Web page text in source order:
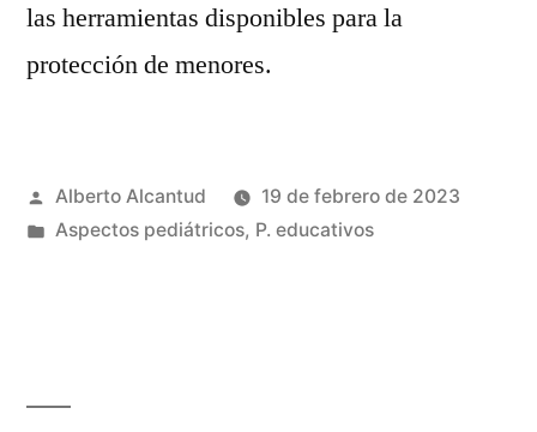
las herramientas disponibles para la
protección de menores.
Publicado
por
Alberto Alcantud
19 de febrero de 2023
Publicado
Aspectos pediátricos, P. educativos